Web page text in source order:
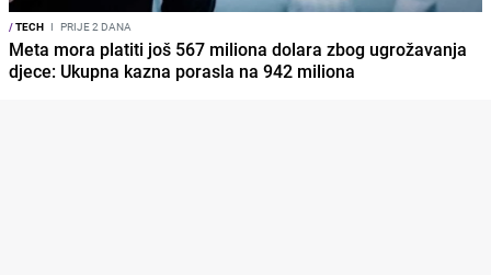
/TECH I PRIJE 2 DANA
Meta mora platiti još 567 miliona dolara zbog ugrožavanja
djece: Ukupna kazna porasla na 942 miliona